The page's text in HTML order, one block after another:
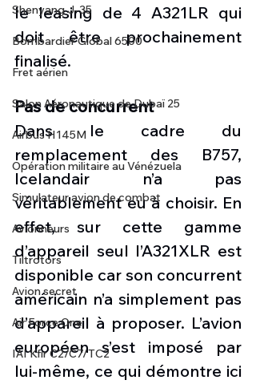
Shenyang J-35
Bombardier Global 6500
Fret aérien
Salon Aéronautique de Dubaï 25
Airbus H145M
Opération militaire au Vénézuela
Simulateur avion de combat
Avionneurs
Tiltrotors
Avion secret
Air Force One
IAI Kfir C2/C7/TC2
le leasing de 4 A321LR qui
doit être prochainement
finalisé.
Pas de concurrent
Dans le cadre du
remplacement des B757,
Icelandair n’a pas
véritablement eu à choisir. En
effet, sur cette gamme
d’appareil seul l’A321XLR est
disponible car son concurrent
américain n’a simplement pas
d’appareil à proposer. L’avion
européen s’est imposé par
lui-même, ce qui démontre ici